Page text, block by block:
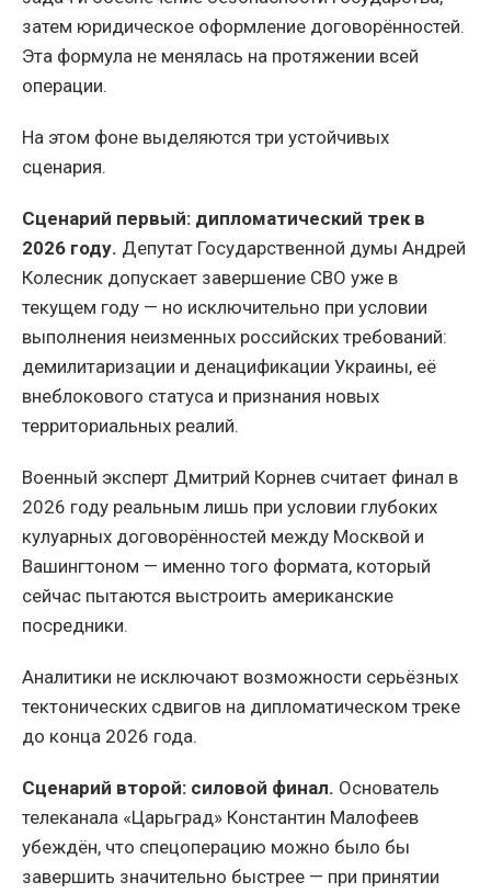
затем юридическое оформление договорённостей.
Эта формула не менялась на протяжении всей
операции.
На этом фоне выделяются три устойчивых
сценария.
Сценарий первый: дипломатический трек в
2026 году. Депутат Государственной думы Андрей
Колесник допускает завершение СВО уже в
текущем году — но исключительно при условии
выполнения неизменных российских требований:
демилитаризации и денацификации Украины, её
внеблокового статуса и признания новых
территориальных реалий.
Военный эксперт Дмитрий Корнев считает финал в
2026 году реальным лишь при условии глубоких
кулуарных договорённостей между Москвой и
Вашингтоном — именно того формата, который
сейчас пытаются выстроить американские
посредники.
Аналитики не исключают возможности серьёзных
тектонических сдвигов на дипломатическом треке
до конца 2026 года.
Сценарий второй: силовой финал. Основатель
телеканала «Царьград» Константин Малофеев
убеждён, что спецоперацию можно было бы
завершить значительно быстрее — при принятии